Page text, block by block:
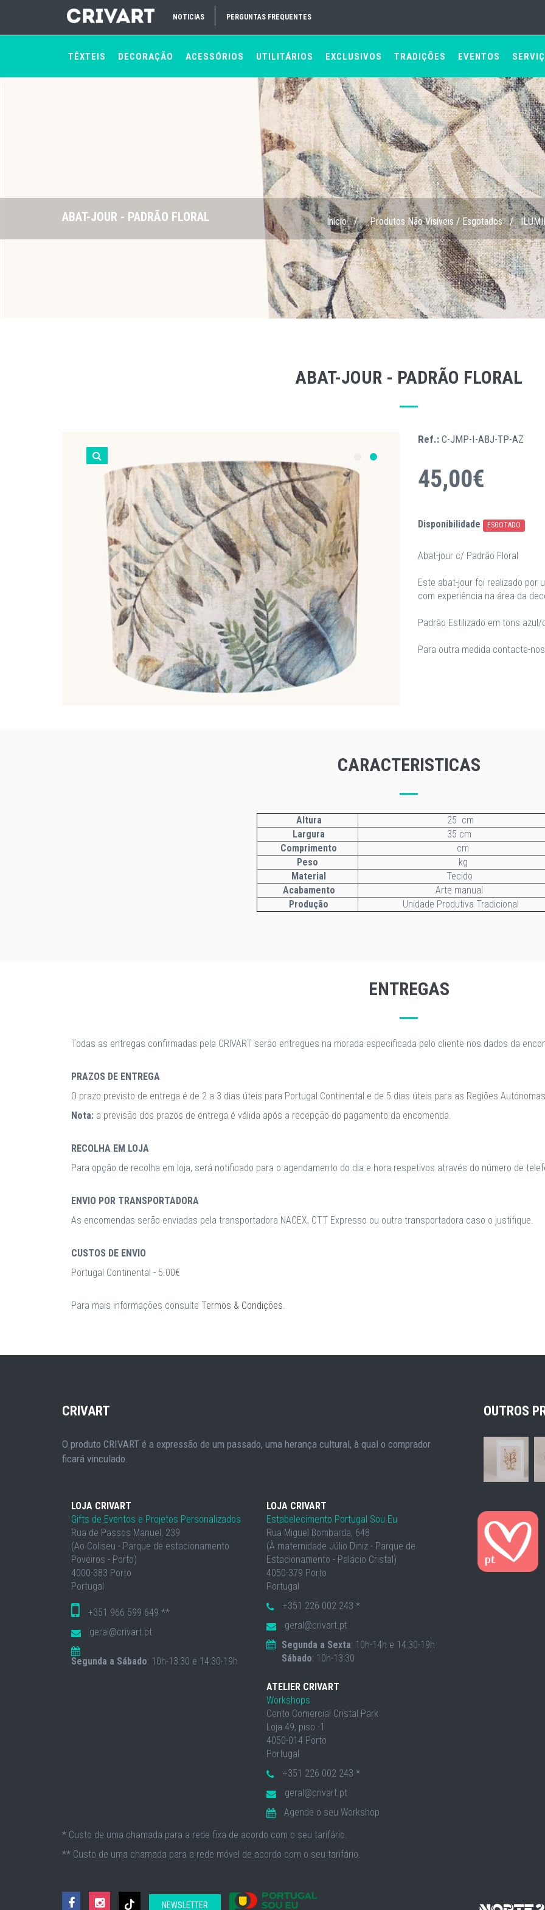
NOTICIAS PERGUNTAS FREQUENTES
TÊXTEIS DECORAÇÃO ACESSÓRIOS UTILITÁRIOS EXCLUSIVOS TRADIÇÕES EVENTOS
ABAT-JOUR - PADRÃO FLORAL Início / _Produtos Não Visíveis / Esgotados /
ABAT-JOUR - PADRÃO FLORAL
Ref.: C-JMP-I-ABJ-TP-AZ
45,00€
Disponibilidade ESGOTADO
Abat-jour c/ Padrão Floral
Este abat-jour foi realizado por
com experiência na área da
Padrão Estilizado em tons
Para outra medida contacte-
CARACTERISTICAS
Altura
25 cm
Largura
35 cm
Comprimento
cm
Peso
kg
Material
Tecido
Acabamento
Arte manual
Produção
Unidade Produtiva Tradicional
ENTREGAS
Todas as entregas confirmadas pela CRIVART serão entregues na morada especificada pelo cliente nos dados da
PRAZOS DE ENTREGA
O prazo previsto de entrega é de 2 a 3 dias úteis para Portugal Continental e de 5 dias úteis para as Regiões
Nota: a previsão dos prazos de entrega é válida após a recepção do pagamento da encomenda.
RECOLHA EM LOJA
Para opção de recolha em loja, será notificado para o agendamento do dia e hora respetivos através do número de
ENVIO POR TRANSPORTADORA
As encomendas serão enviadas pela transportadora NACEX, CTT Expresso ou outra transportadora caso o justifique.
CUSTOS DE ENVIO
Portugal Continental - 5.00€
Para mais informações consulte Termos & Condições.
CRIVART
O produto CRIVART é a expressão de um passado, uma herança cultural, à qual o comprador
ficará vinculado.
LOJA CRIVART
Gifts de Eventos e Projetos Personalizados
Rua de Passos Manuel, 239
(Ao Coliseu - Parque de estacionamento
Poveiros - Porto)
4000-383 Porto
Portugal
+351 966 599 649 **
geral@crivart.pt
Segunda a Sábado: 10h-13:30 e 14:30-19h
LOJA CRIVART
Estabelecimento Portugal Sou Eu
Rua Miguel Bombarda, 648
(À maternidade Júlio Diniz - Parque de
Estacionamento - Palácio Cristal)
4050-379 Porto
Portugal
+351 226 002 243 *
geral@crivart.pt
Segunda a Sexta: 10h-14h e 14:30-19h
Sábado: 10h-13:30
ATELIER CRIVART
Workshops
Cento Comercial Cristal Park
Loja 49, piso -1
4050-014 Porto
Portugal
+351 226 002 243 *
geral@crivart.pt
Agende o seu Workshop
OUTROS
* Custo de uma chamada para a rede fixa de acordo com o seu tarifário.
** Custo de uma chamada para a rede móvel de acordo com o seu tarifário.
NEWSLETTER